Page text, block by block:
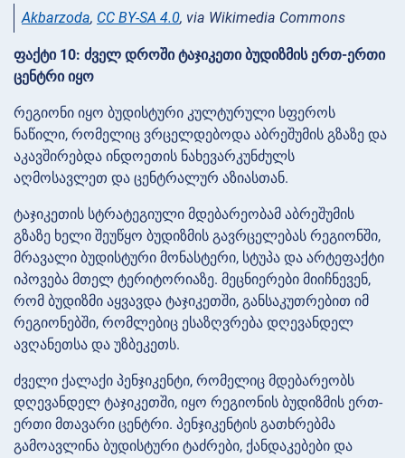
Akbarzoda, CC BY-SA 4.0, via Wikimedia Commons
ფაქტი 10: ძველ დროში ტაჯიკეთი ბუდიზმის ერთ-ერთი
ცენტრი იყო
რეგიონი იყო ბუდისტური კულტურული სფეროს
ნაწილი, რომელიც ვრცელდებოდა აბრეშუმის გზაზე და
აკავშირებდა ინდოეთის ნახევარკუნძულს
აღმოსავლეთ და ცენტრალურ აზიასთან.
ტაჯიკეთის სტრატეგიული მდებარეობამ აბრეშუმის
გზაზე ხელი შეუწყო ბუდიზმის გავრცელებას რეგიონში,
მრავალი ბუდისტური მონასტერი, სტუპა და არტეფაქტი
იპოვება მთელ ტერიტორიაზე. მეცნიერები მიიჩნევენ,
რომ ბუდიზმი აყვავდა ტაჯიკეთში, განსაკუთრებით იმ
რეგიონებში, რომლებიც ესაზღვრება დღევანდელ
ავღანეთსა და უზბეკეთს.
ძველი ქალაქი პენჯიკენტი, რომელიც მდებარეობს
დღევანდელ ტაჯიკეთში, იყო რეგიონის ბუდიზმის ერთ-
ერთი მთავარი ცენტრი. პენჯიკენტის გათხრებმა
გამოავლინა ბუდისტური ტაძრები, ქანდაკებები და